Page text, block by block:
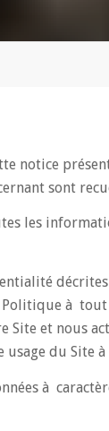
notice
sont
les
à
et nous
du Site
à